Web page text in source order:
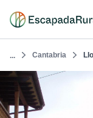
... Cantabria